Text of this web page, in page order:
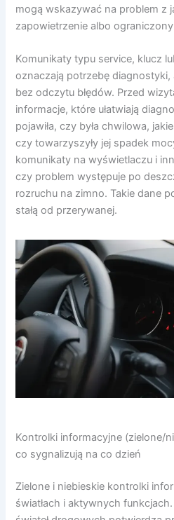
mogą wskazywać na problem z
zapowietrzenie albo ograniczony
Komunikaty typu service, klucz
oznaczają potrzebę diagnostyki,
bez odczytu błędów. Przed
informacje, które ułatwiają
pojawiła, czy była chwilowa,
czy towarzyszyły jej spadek
komunikaty na wyświetlaczu i
czy problem występuje po
rozruchu na zimno. Takie dane
stałą od przerywanej.
Kontrolki informacyjne (zielone/
co sygnalizują na co dzień
Zielone i niebieskie kontrolki
światłach i aktywnych